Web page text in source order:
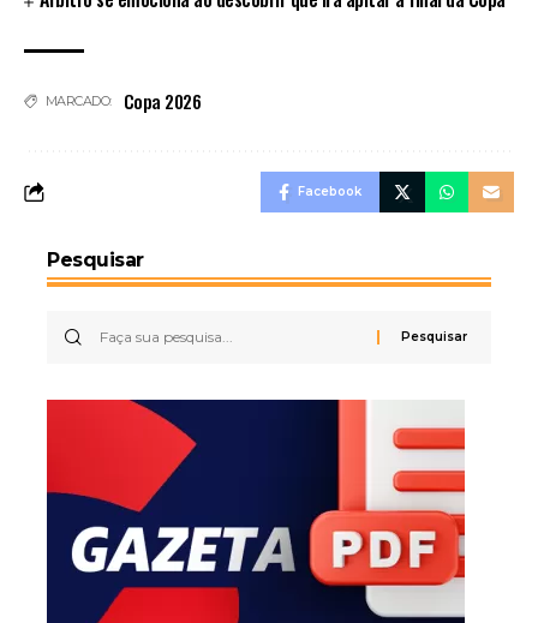
MARCADO: Copa 2026
Facebook
Pesquisar